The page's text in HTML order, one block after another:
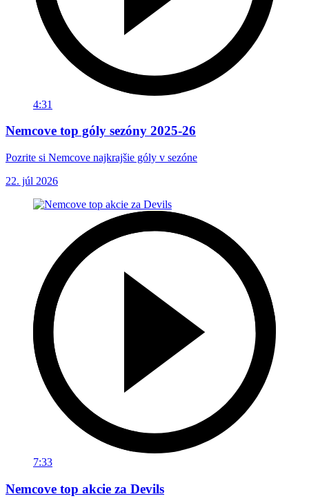
4:31
Nemcove top góly sezóny 2025-26
Pozrite si Nemcove najkrajšie góly v sezóne
22. júl 2026
7:33
Nemcove top akcie za Devils